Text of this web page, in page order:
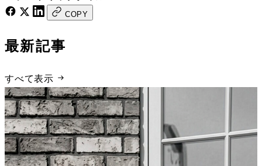
COPY
最新記事
すべて表示